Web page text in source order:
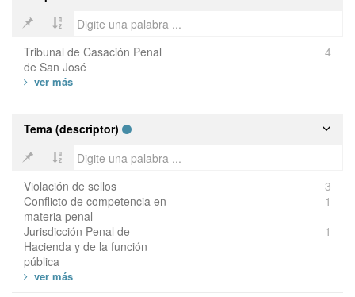
Tribunal de Casación Penal
de San José
4
Tema (descriptor)
Violación de sellos
3
Conflicto de competencia en
materia penal
1
Jurisdicción Penal de
Hacienda y de la función
pública
1